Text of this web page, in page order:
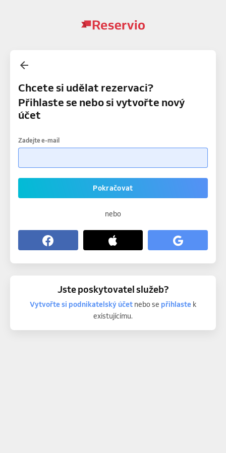
Chcete si udělat rezervaci?
Přihlaste se nebo si vytvořte nový
účet
Zadejte e-mail
Pokračovat
nebo
Jste poskytovatel služeb?
Vytvořte si podnikatelský účetnebo se přihlastek
existujícímu.